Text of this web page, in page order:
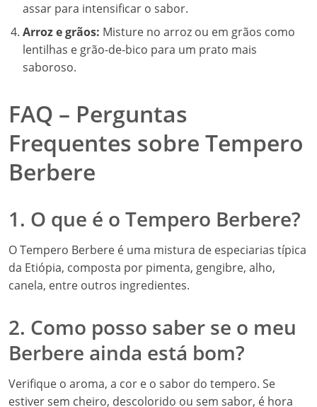
assar para intensificar o sabor.
Arroz e grãos: Misture no arroz ou em grãos como
lentilhas e grão-de-bico para um prato mais
saboroso.
FAQ – Perguntas
Frequentes sobre Tempero
Berbere
1. O que é o Tempero Berbere?
O Tempero Berbere é uma mistura de especiarias típica
da Etiópia, composta por pimenta, gengibre, alho,
canela, entre outros ingredientes.
2. Como posso saber se o meu
Berbere ainda está bom?
Verifique o aroma, a cor e o sabor do tempero. Se
estiver sem cheiro, descolorido ou sem sabor, é hora